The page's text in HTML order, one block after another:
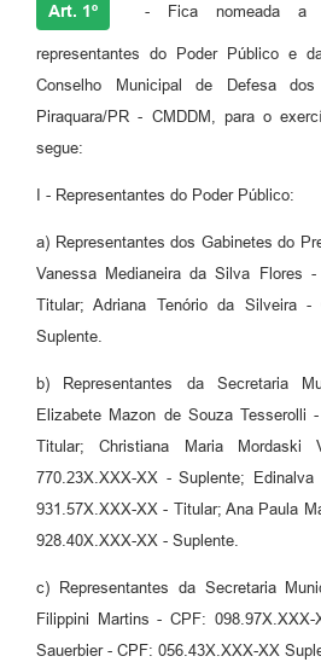
Art. 1º - Fica nomeada a
representantes do Poder Público e
Conselho Municipal de Defesa
Piraquara/PR - CMDDM, para o
segue:
I - Representantes do Poder Público:
a) Representantes dos Gabinetes do
Vanessa Medianeira da Silva Flores
Titular; Adriana Tenório da Silveira -
Suplente.
b) Representantes da Secretaria
Elizabete Mazon de Souza Tesserolli
Titular; Christiana Maria
770.23X.XXX-XX - Suplente;
931.57X.XXX-XX - Titular; Ana Paula
928.40X.XXX-XX - Suplente.
c) Representantes da Secretaria
Filippini Martins - CPF:
Sauerbier - CPF: 056.43X.XXX-XX